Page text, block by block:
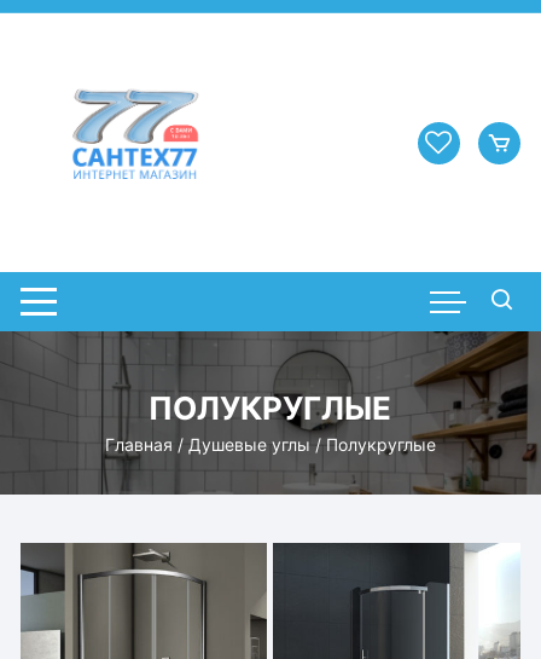
Перейти
ПОЛУКРУГЛЫЕ
Главная / Душевые углы / Полукруглые